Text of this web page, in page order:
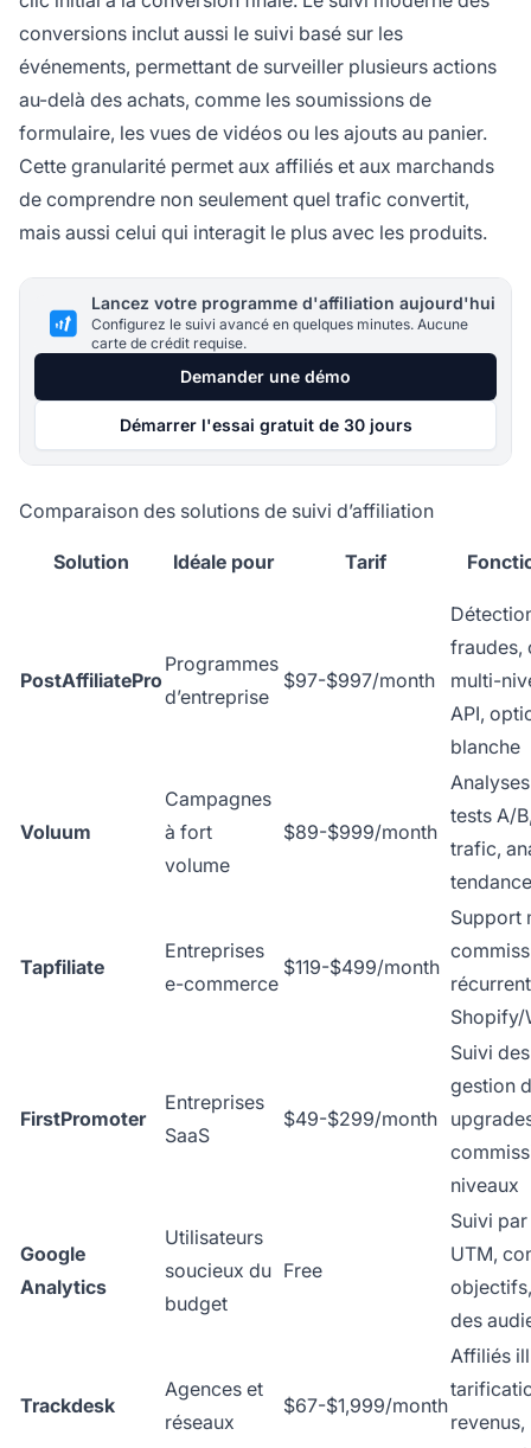
conversions inclut aussi le suivi basé sur les
événements, permettant de surveiller plusieurs actions
au-delà des achats, comme les soumissions de
formulaire, les vues de vidéos ou les ajouts au panier.
Cette granularité permet aux affiliés et aux marchands
de comprendre non seulement quel trafic convertit,
mais aussi celui qui interagit le plus avec les produits.
Lancez votre programme d'affiliation aujourd'hui
Configurez le suivi avancé en quelques minutes. Aucune
carte de crédit requise.
Demander une démo
Démarrer l'essai gratuit de 30 jours
Comparaison des solutions de suivi d’affiliation
Solution Idéale pour Tarif
PostAffiliatePro
Programmes
d’entreprise
$97-$997/month
fraudes,
multi-
API,
blanche
Voluum
Campagnes
à fort
volume
$89-$999/month
tests A/
trafic,
Tapfiliate
Entreprises
e-commerce
$119-$499/month
Support
Shopify/
FirstPromoter
Entreprises
SaaS
$49-$299/month
Suivi
gestion
niveaux
Google
Analytics
Utilisateurs
soucieux du
budget
Free
Suivi
UTM,
des
Trackdesk
Agences et
réseaux
$67-$1,999/month
Affiliés